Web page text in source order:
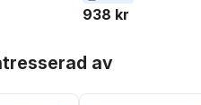
938 kr
av